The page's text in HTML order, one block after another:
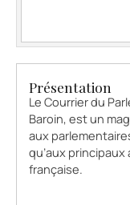
Présentation
Le Courrier du
Baroin, est un
aux
qu’aux
française.